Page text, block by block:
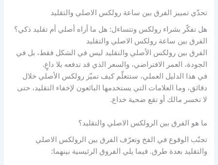
تحدّي تمييز الفرق بين ساعة رولكس الاصلي والتقليد
هل تفكّر بشراء رولكس وتتساءل: هل ما أراه أصلي أم تقليد ذكي؟
الفرق بين ساعة رولكس الاصلي والتقليد
الفرق بين رولكس الأصلي والتقليد ليس في الشكل فقط، بل في
الجودة، العمر الافتراضي، والسعر الذي قد تدفعه بلا داعٍ.
في هذا الدليل العملي، ستتعلّم كيف تميّز رولكس الأصلي خلال
دقائق، وما العلامات التي يستخدمها البائعون لإخفاء التقليد، حتى
لا تخسر مالك أو تقع ضحية خداع.
ما هو الفرق بين الرولكس الاصلي والتقليد؟
تجنّب الوقوع في الفخ وتعرّف الفرق بين الرولكس الاصلي
والتقليد بعدة طرق. فيما يلي الفروق الرئيسية بينهما: